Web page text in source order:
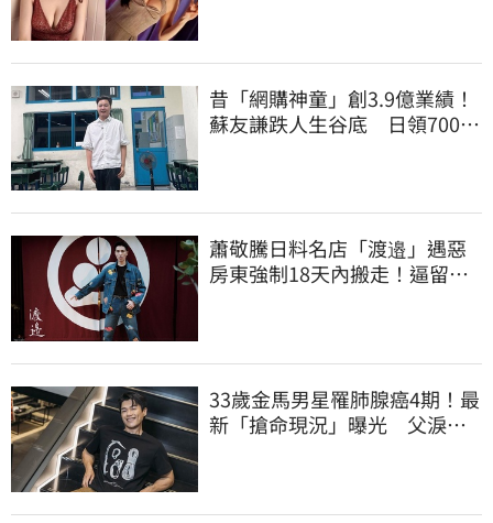
昔「網購神童」創3.9億業績！
蘇友謙跌人生谷底 日領700元
蕭敬騰日料名店「渡邉」遇惡
房東強制18天內搬走！逼留裝
33歲金馬男星罹肺腺癌4期！最
新「搶命現況」曝光 父淚